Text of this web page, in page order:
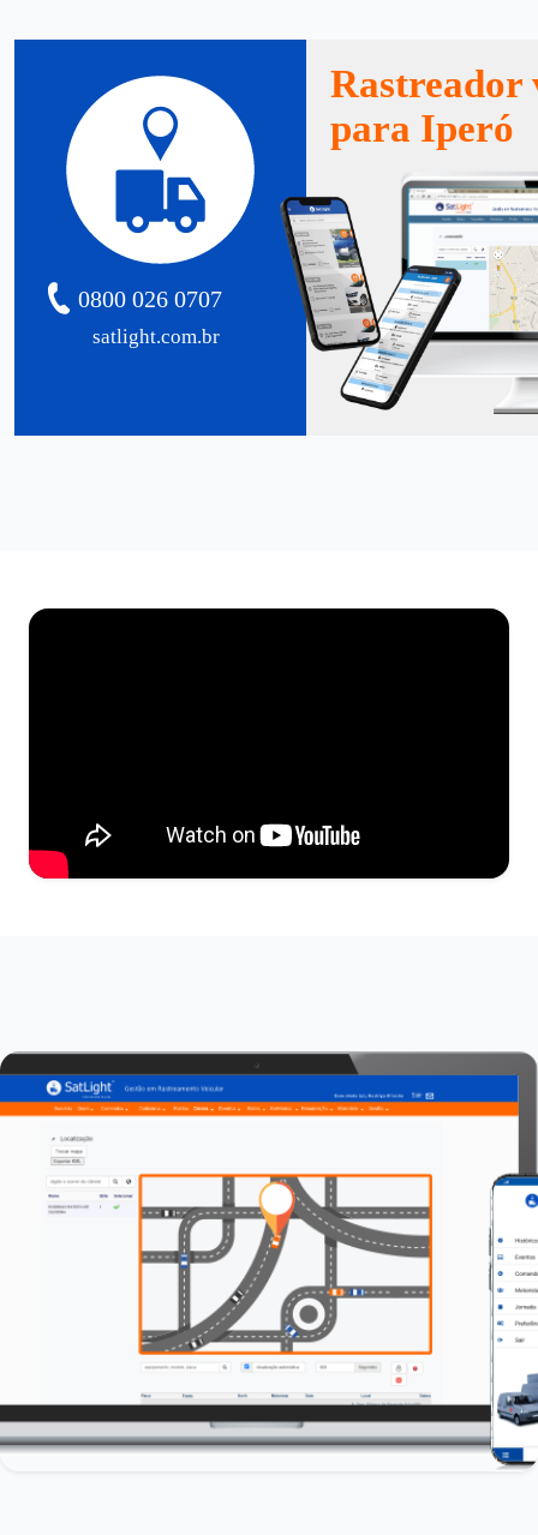
satlight.com.br
0800 026 0707
Rastreador
para Iperó